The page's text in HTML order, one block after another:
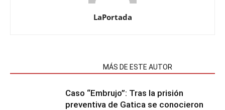
LaPortada
MÁS DE ESTE AUTOR
Caso “Embrujo”: Tras la prisión
preventiva de Gatica se conocieron